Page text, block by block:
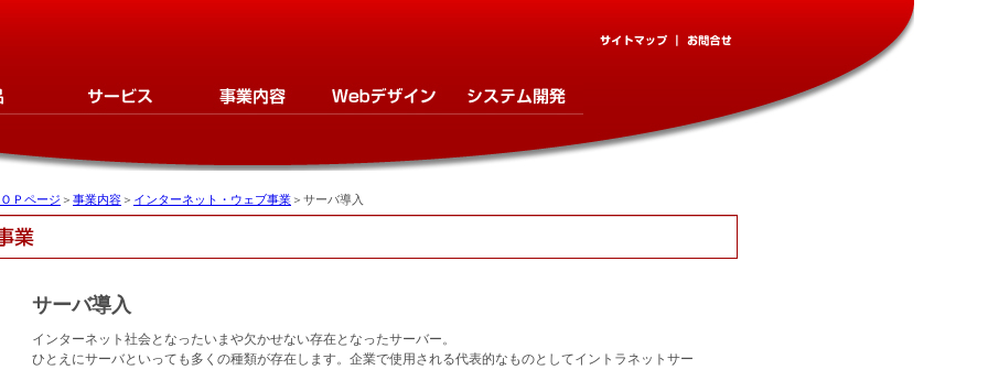
Ｐページ ＞ 事業内容 ＞ インターネット・ウェブ事業 ＞サーバ導入
サーバ導入
インターネット社会となったいまや欠かせない存在となったサーバー。
ひとえにサーバといっても多くの種類が存在します。企業で使用される代表的なものとしてイントラネットサー